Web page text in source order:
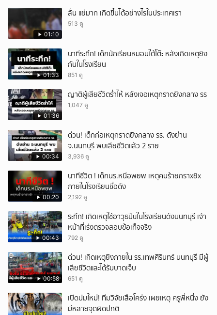
01:10
ลั่น แย่มาก เกิดขึ้นได้อย่างไรในประเทศเรา
513 ดู
01:33
นาทีระทึก! เด็กนักเรียนหมอบใต้โต๊ะ หลังเกิดเหตุยิง
กันในโรงเรียน
851 ดู
01:36
ญาติผู้เสียชีวิตร่ำไห้ หลังเจอเหตุกราดยิงกลาง รร
1,047 ดู
00:34
ด่วน! เด็กก่อเหตุกราดยิงกลาง รร. ดังย่าน
จ.นนทบุรี พบเสียชีวิตแล้ว 2 ราย
3,936 ดู
00:20
นาทีชีวิต ! เด็กนร.หนีอพยพ เหตุคนร้ายกราxยิx
ภายในโรงเรียนชื่อดัง
2,192 ดู
00:43
ระทึก! เกิดเหตุใช้อาวุธปืuในโรงเรียนดังนนทบุรี เจ้า
หน้าที่เร่งตรวจสอบข้อเท็จจริง
792 ดู
00:58
ด่วน! เกิดเหตุยิงภายใน รร.เทพศิรินทร์ นนทบุรี มีผู้
เสียชีวิตและได้รับบาดเจ็บ
651 ดู
เปิดปมใหม่! ทีมวิจัยเสือโคร่ง เผยเหตุ ครูพี่หนึ่ง ยัง
มีหลายจุดผิดปกติ